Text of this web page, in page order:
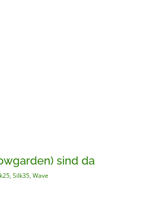
sind da
, Silk35, Wave